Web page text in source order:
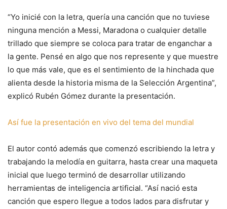
“Yo inicié con la letra, quería una canción que no tuviese
ninguna mención a Messi, Maradona o cualquier detalle
trillado que siempre se coloca para tratar de enganchar a
la gente. Pensé en algo que nos represente y que muestre
lo que más vale, que es el sentimiento de la hinchada que
alienta desde la historia misma de la Selección Argentina”,
explicó Rubén Gómez durante la presentación.
Así fue la presentación en vivo del tema del mundial
El autor contó además que comenzó escribiendo la letra y
trabajando la melodía en guitarra, hasta crear una maqueta
inicial que luego terminó de desarrollar utilizando
herramientas de inteligencia artificial. “Así nació esta
canción que espero llegue a todos lados para disfrutar y